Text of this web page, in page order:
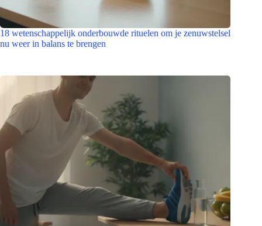
18 wetenschappelijk onderbouwde rituelen om je zenuwstelsel
nu weer in balans te brengen